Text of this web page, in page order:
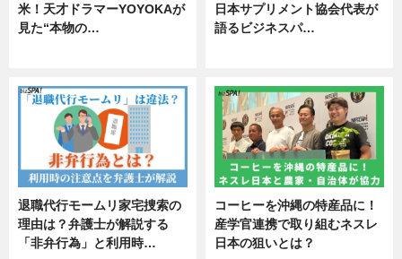
米！天才ドラマーYOYOKAが
見た“本物の…
日本サプリメント協会代表が
語るビジネスパ…
退職代行モームリ家宅捜索の
理由は？弁護士が解説する
「非弁行為」と利用時…
コーヒーを沖縄の特産品に！
産学官連携で取り組むネスレ
日本の狙いとは？